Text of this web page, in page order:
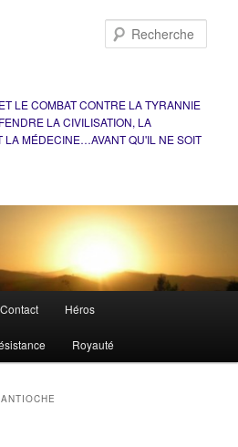
LE COMBAT CONTRE LA TYRANNIE
LA CIVILISATION, LA
LA MÉDECINE…AVANT QU'IL NE SOIT
Contact Héros
Royauté
ANTIOCHE